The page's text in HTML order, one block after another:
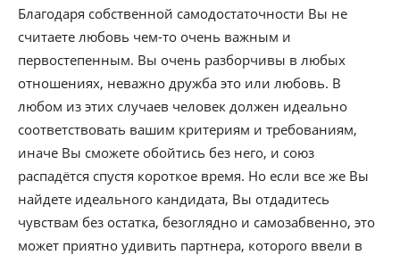
Благодаря собственной самодостаточности Вы не
считаете любовь чем-то очень важным и
первостепенным. Вы очень разборчивы в любых
отношениях, неважно дружба это или любовь. В
любом из этих случаев человек должен идеально
соответствовать вашим критериям и требованиям,
иначе Вы сможете обойтись без него, и союз
распадётся спустя короткое время. Но если все же Вы
найдете идеального кандидата, Вы отдадитесь
чувствам без остатка, безоглядно и самозабвенно, это
может приятно удивить партнера, которого ввели в